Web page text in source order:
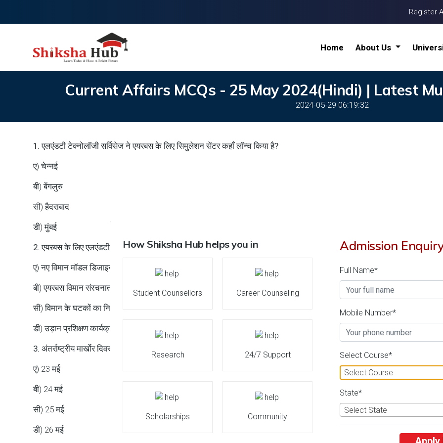
Register
Home About Us
Current Affairs MCQs - 25 May 2024(Hindi) | Latest
2024-05-29 06:19:32
1. एलएंडटी टेक्नोलॉजी सर्विसेज ने एयरबस के लिए सिमुलेशन सेंटर कहाँ लॉन्च किया है?
ए) चेन्नई
बी) बेंगलुरु
सी) हैदराबाद
डी) मुंबई
2. एयरबस के लिए एलएंडटी टेक्नोलॉजी सर्विसेज द्वारा लॉन्च किए गए सिमुलेशन सेंटर ऑफ एक्सीलेंस (सीओई) का उद्देश्य क्या है?
ए) नए विमान मॉडल डिजाइन करने के लिए
बी) एयरबस विमान संरचनात्मक सिमुलेशन गतिविधियों के लिए इंजीनियरिंग सहायता प्रदान करना
सी) विमान के घटकों का निर्माण करना
डी) उड़ान प्रशिक्षण कार्यक्रम आयोजित करना
3. अंतर्राष्ट्रीय मार्खोर दिवस कब मनाया जाता है?
ए) 23 मई
बी) 24 मई
सी) 25 मई
डी) 26 मई
How Shiksha Hub helps you in
Student Counsellors Career Counseling
Research 24/7 Support
Scholarships Community
Admission
Full Name*
Mobile Number*
Select Course*
Select Course
State*
Select State